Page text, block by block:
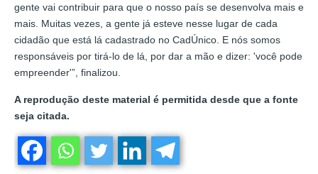
gente vai contribuir para que o nosso país se desenvolva mais e
mais. Muitas vezes, a gente já esteve nesse lugar de cada
cidadão que está lá cadastrado no CadÚnico. E nós somos
responsáveis por tirá-lo de lá, por dar a mão e dizer: 'você pode
empreender'”, finalizou.
A reprodução deste material é permitida desde que a fonte
seja citada.